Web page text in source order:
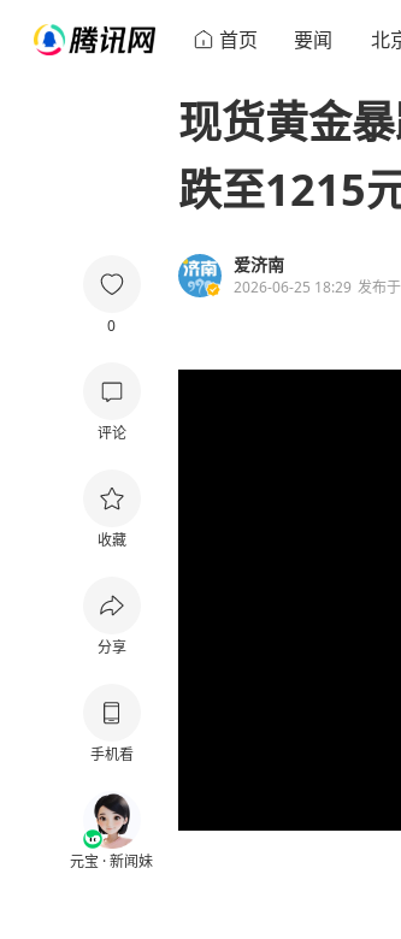
首页 要闻 北
0
评论
收藏
分享
手机看
元宝 · 新闻妹
现货黄金
跌至1215
爱济南
2026-06-25 18:29 发布于